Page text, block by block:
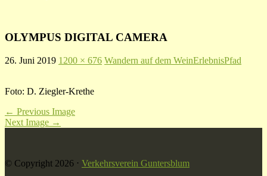
OLYMPUS DIGITAL CAMERA
26. Juni 2019 1200 × 676 Wandern auf dem WeinErlebnisPfad
Foto: D. Ziegler-Krethe
← Previous Image
Next Image →
© Copyright 2026 ⋅ Verkehrsverein Guntersblum